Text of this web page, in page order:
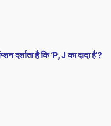
दर्शाता है कि ‘P, J का दादा है’?